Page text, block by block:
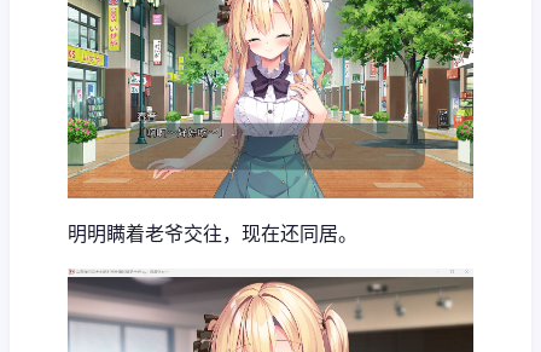
明明瞒着老爷交往，现在还同居。